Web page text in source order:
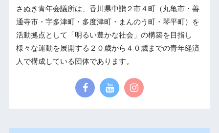
さぬき青年会議所は、香川県中讃２市４町（丸亀市・善
通寺市・宇多津町・多度津町・まんのう町・琴平町）を
活動拠点として「明るい豊かな社会」の構築を目指し
様々な運動を展開する２０歳から４０歳までの青年経済
人で構成している団体であります。